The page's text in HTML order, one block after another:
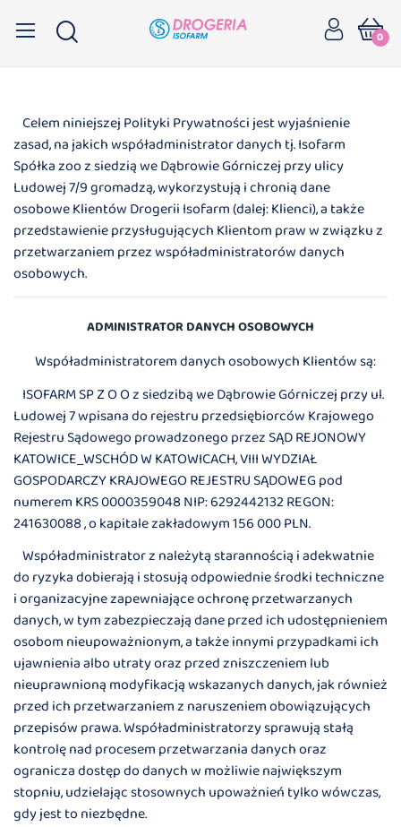
0
Celem niniejszej Polityki Prywatności jest wyjaśnienie
zasad, na jakich współadministrator danych tj. Isofarm
Spółka zoo z siedzią we Dąbrowie Górniczej przy ulicy
Ludowej 7/9 gromadzą, wykorzystują i chronią dane
osobowe Klientów Drogerii Isofarm (dalej: Klienci), a także
przedstawienie przysługujących Klientom praw w związku z
przetwarzaniem przez współadministratorów danych
osobowych.
ADMINISTRATOR DANYCH OSOBOWYCH
Współadministratorem danych osobowych Klientów są:
ISOFARM SP Z O O z siedzibą we Dąbrowie Górniczej przy ul.
Ludowej 7 wpisana do rejestru przedsiębiorców Krajowego
Rejestru Sądowego prowadzonego przez SĄD REJONOWY
KATOWICE_WSCHÓD W KATOWICACH, VIII WYDZIAŁ
GOSPODARCZY KRAJOWEGO REJESTRU SĄDOWEG pod
numerem KRS 0000359048 NIP: 6292442132 REGON:
241630088 , o kapitale zakładowym 156 000 PLN.
Współadministrator z należytą starannością i adekwatnie
do ryzyka dobierają i stosują odpowiednie środki techniczne
i organizacyjne zapewniające ochronę przetwarzanych
danych, w tym zabezpieczają dane przed ich udostępnieniem
osobom nieupoważnionym, a także innymi przypadkami ich
ujawnienia albo utraty oraz przed zniszczeniem lub
nieuprawnioną modyfikacją wskazanych danych, jak również
przed ich przetwarzaniem z naruszeniem obowiązujących
przepisów prawa. Współadministratorzy sprawują stałą
kontrolę nad procesem przetwarzania danych oraz
ogranicza dostęp do danych w możliwie największym
stopniu, udzielając stosownych upoważnień tylko wówczas,
gdy jest to niezbędne.